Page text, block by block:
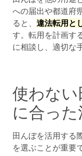
への届出や都道府
ると、 違法転用と
す。転用を計画す
に相談し、適切な
使わな
に合った
田んぼを活用する
を選ぶことが重要